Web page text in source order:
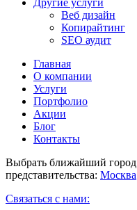
Другие услуги
Веб дизайн
Копирайтинг
SEO аудит
Главная
О компании
Услуги
Портфолио
Акции
Блог
Контакты
Выбрать ближайший город
представительства: Москва
Связаться с нами: